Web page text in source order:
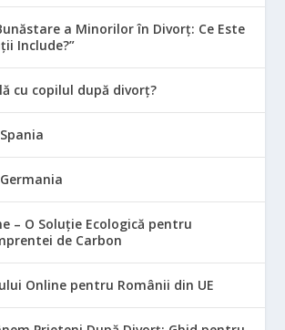
a Minorilor în Divorț: Ce Este
Include?”
cu copilul după divorț?
– O Soluție Ecologică pentru
de Carbon
Online pentru Românii din UE